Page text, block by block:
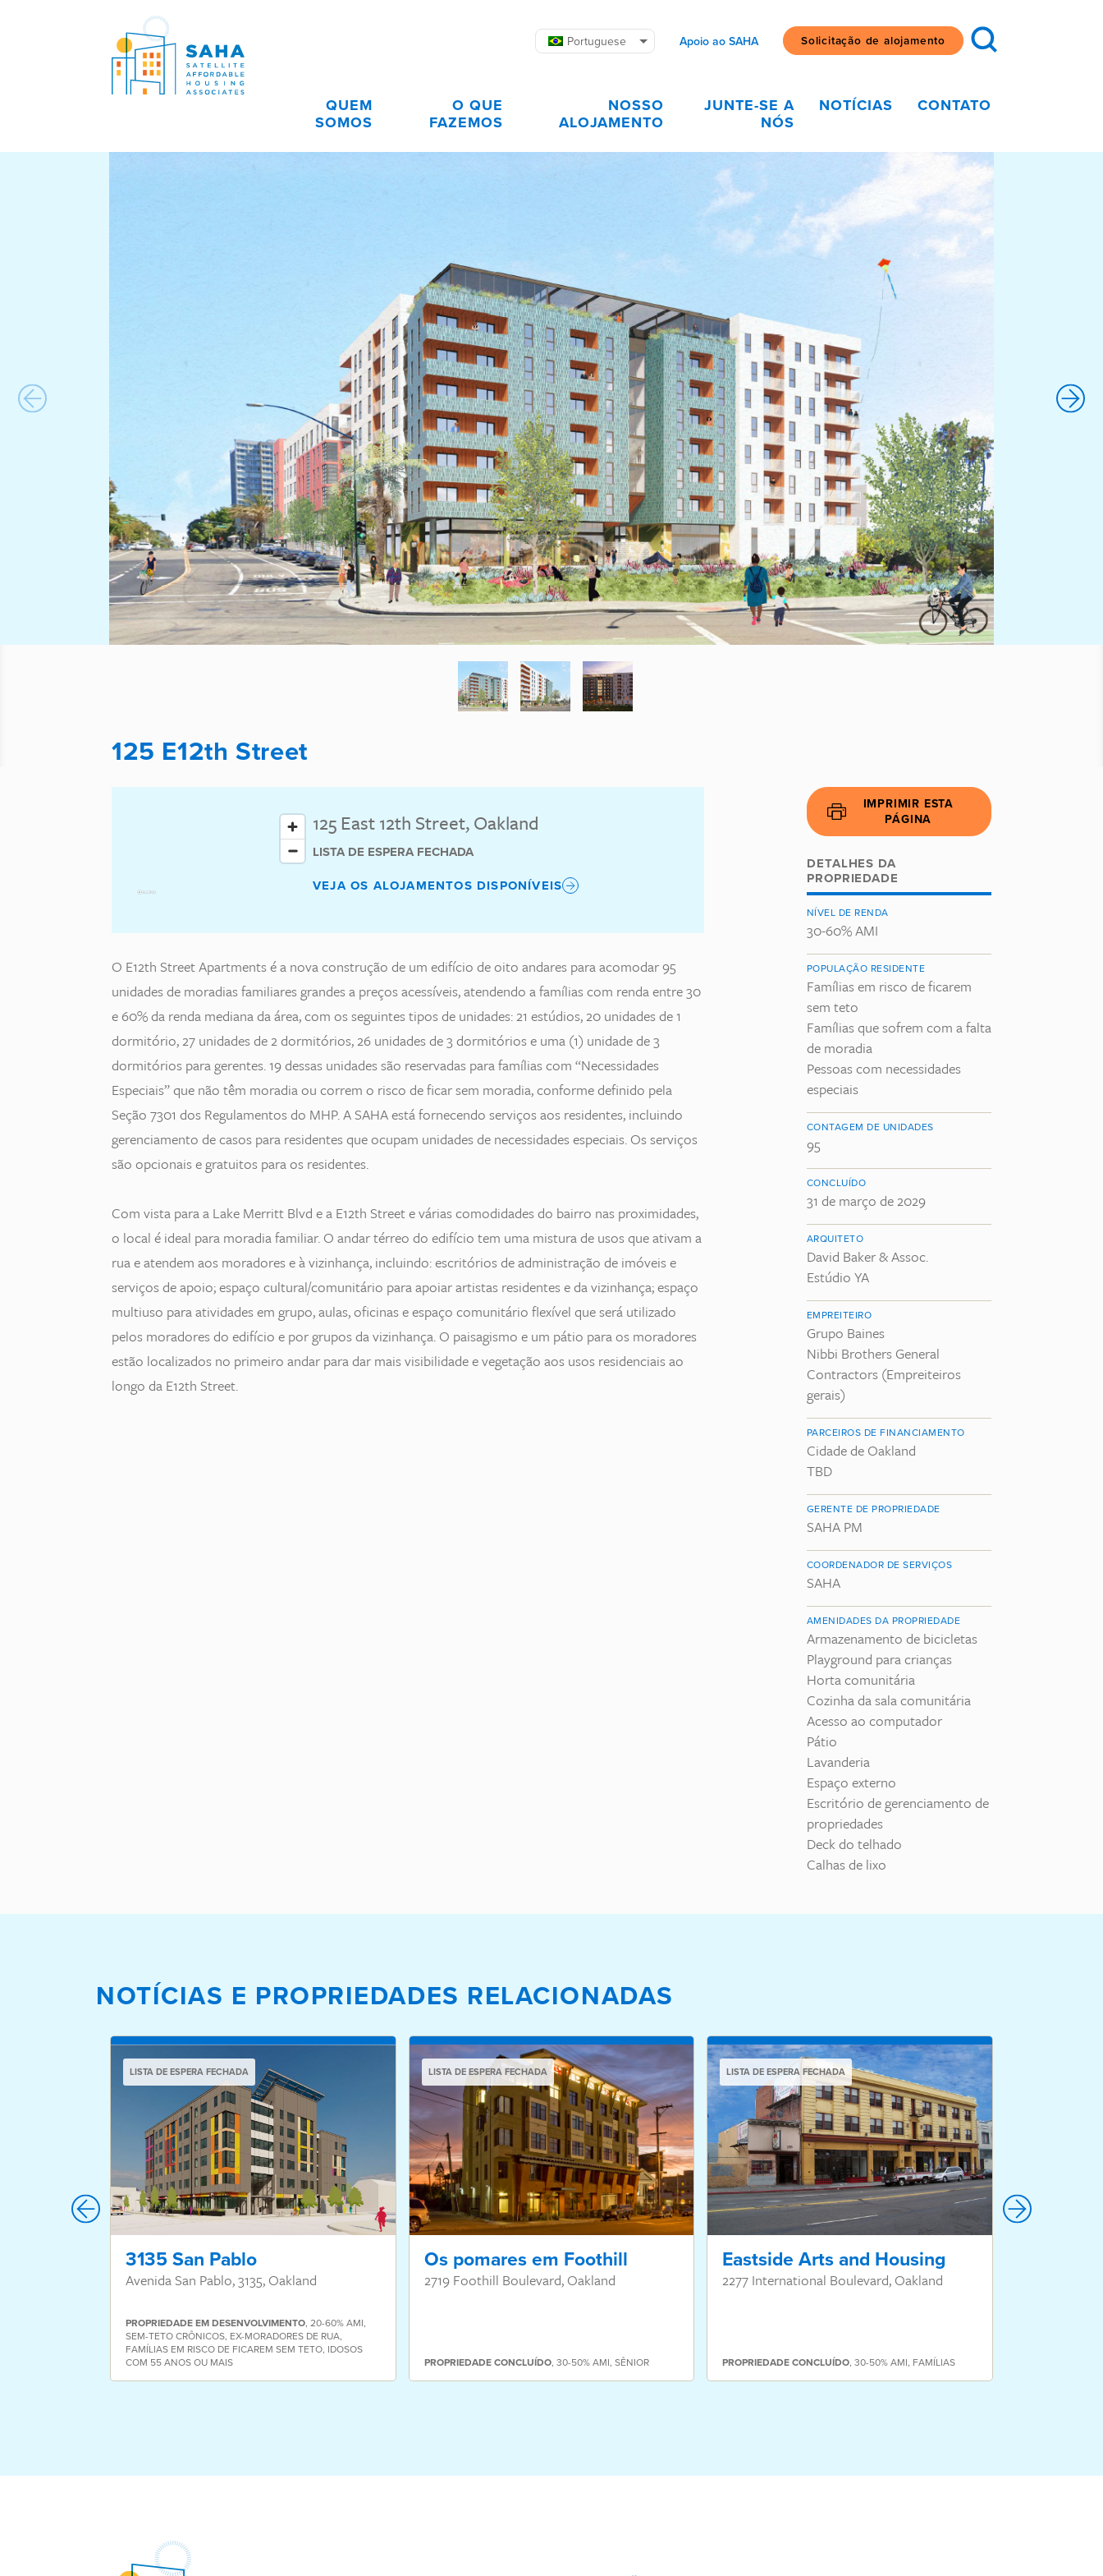
Pular para o conteúdo
Portuguese Apoio ao SAHA Solicitação de alojamento
QUEM
SOMOS
O QUE
FAZEMOS
NOSSO
ALOJAMENTO
JUNTE-SE A
NÓS
NOTÍCIAS CONTATO
125 E12th Street
125 East 12th Street, Oakland
LISTA DE ESPERA FECHADA
VEJA OS ALOJAMENTOS DISPONÍVEIS
IMPRIMIR ESTA
PÁGINA
DETALHES DA
PROPRIEDADE
NÍVEL DE RENDA
30-60% AMI
POPULAÇÃO RESIDENTE
Famílias em risco de ficarem
sem teto
Famílias que sofrem com a falta
de moradia
Pessoas com necessidades
especiais
CONTAGEM DE UNIDADES
95
CONCLUÍDO
31 de março de 2029
ARQUITETO
David Baker & Assoc.
Estúdio YA
EMPREITEIRO
Grupo Baines
Nibbi Brothers General
Contractors (Empreiteiros
gerais)
PARCEIROS DE FINANCIAMENTO
Cidade de Oakland
TBD
GERENTE DE PROPRIEDADE
SAHA PM
COORDENADOR DE SERVIÇOS
SAHA
AMENIDADES DA PROPRIEDADE
Armazenamento de bicicletas
Playground para crianças
Horta comunitária
Cozinha da sala comunitária
Acesso ao computador
Pátio
Lavanderia
Espaço externo
Escritório de gerenciamento de
propriedades
Deck do telhado
Calhas de lixo
O E12th Street Apartments é a nova construção de um edifício de oito andares para acomodar 95
unidades de moradias familiares grandes a preços acessíveis, atendendo a famílias com renda entre 30
e 60% da renda mediana da área, com os seguintes tipos de unidades: 21 estúdios, 20 unidades de 1
dormitório, 27 unidades de 2 dormitórios, 26 unidades de 3 dormitórios e uma (1) unidade de 3
dormitórios para gerentes. 19 dessas unidades são reservadas para famílias com “Necessidades
Especiais” que não têm moradia ou correm o risco de ficar sem moradia, conforme definido pela
Seção 7301 dos Regulamentos do MHP. A SAHA está fornecendo serviços aos residentes, incluindo
gerenciamento de casos para residentes que ocupam unidades de necessidades especiais. Os serviços
são opcionais e gratuitos para os residentes.
Com vista para a Lake Merritt Blvd e a E12th Street e várias comodidades do bairro nas proximidades,
o local é ideal para moradia familiar. O andar térreo do edifício tem uma mistura de usos que ativam a
rua e atendem aos moradores e à vizinhança, incluindo: escritórios de administração de imóveis e
serviços de apoio; espaço cultural/comunitário para apoiar artistas residentes e da vizinhança; espaço
multiuso para atividades em grupo, aulas, oficinas e espaço comunitário flexível que será utilizado
pelos moradores do edifício e por grupos da vizinhança. O paisagismo e um pátio para os moradores
estão localizados no primeiro andar para dar mais visibilidade e vegetação aos usos residenciais ao
longo da E12th Street.
NOTÍCIAS E PROPRIEDADES RELACIONADAS
LISTA DE ESPERA FECHADA
3135 San Pablo
Avenida San Pablo, 3135, Oakland
PROPRIEDADEEM DESENVOLVIMENTO, 20-60% AMI,
SEM-TETO CRÔNICOS, EX-MORADORES DE RUA,
FAMÍLIAS EM RISCO DE FICAREM SEM TETO, IDOSOS
COM 55 ANOS OU MAIS
LISTA DE ESPERA FECHADA
Os pomares em Foothill
2719 Foothill Boulevard, Oakland
PROPRIEDADECONCLUÍDO, 30-50% AMI, SÊNIOR
LISTA DE ESPERA FECHADA
Eastside Arts and Housing
2277 International Boulevard, Oakland
PROPRIEDADECONCLUÍDO,30-50% AMI, FAMÍLIAS